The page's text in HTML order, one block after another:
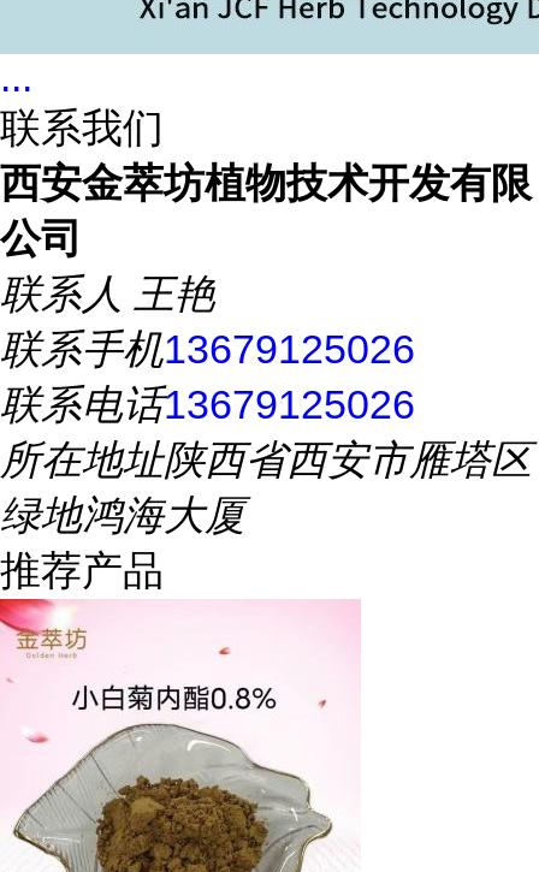
...
联系我们
西安金萃坊植物技术开发有限
公司
联系人 王艳
联系手机13679125026
联系电话13679125026
所在地址陕西省西安市雁塔区
绿地鸿海大厦
推荐产品